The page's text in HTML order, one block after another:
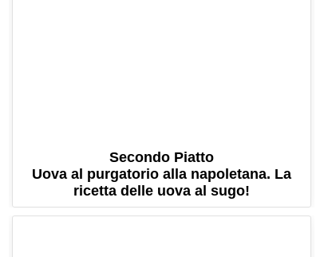
Secondo Piatto
Uova al purgatorio alla napoletana. La
ricetta delle uova al sugo!